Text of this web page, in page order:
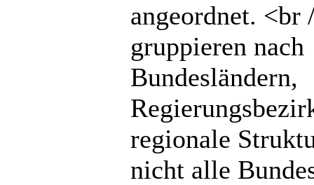
angeordnet. <br
gruppieren nach
Bundesländern,
regionale
nicht alle